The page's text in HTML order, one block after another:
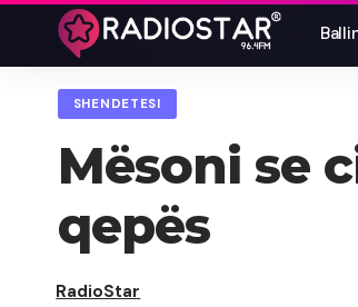
SHENDETESI
Mësoni se
qepës
RadioStar